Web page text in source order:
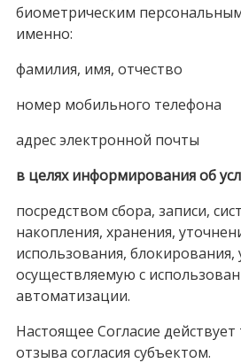
биометрическим
именно:
фамилия, имя, отчество
номер мобильного телефона
адрес электронной почты
в целях информирования об
посредством сбора, записи,
накопления, хранения,
использования, блокирования,
осуществляемую с
автоматизации.
Настоящее Согласие
отзыва согласия субъектом.